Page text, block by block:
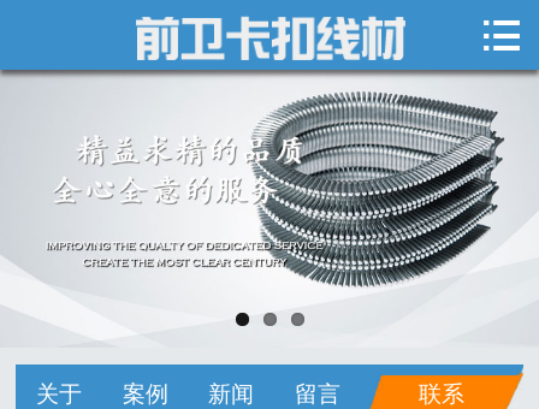
 网站首页
关于我们
新闻中心
产品展示
销售网络
在线留言

关于 案例 新闻 留言 联系